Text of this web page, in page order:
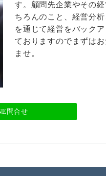
す。顧問先企業やその
ちろんのこと、経営分
を通じて経営をバック
ておりますのでまずは
ませ。
問合せ